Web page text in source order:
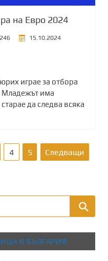
на Евро 2024
246 15.10.2024
играе за отбора
Младежът има
да следва всяка
4 5 Следващи
В БЪЛГАРИЯ